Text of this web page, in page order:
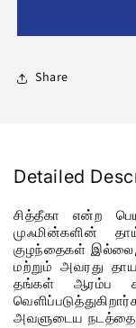
Share
Detailed
சித்தீகா என்ற
முஃமின்களின்
குழந்தைகள் இல்லை,
மற்றும் அவரது
தங்கள் ஆரம்ப
அவளுடைய